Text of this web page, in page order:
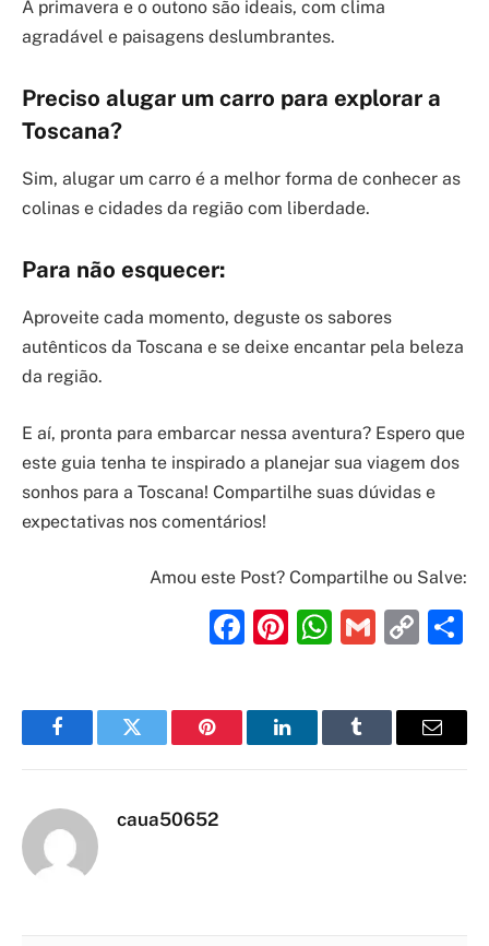
A primavera e o outono são ideais, com clima
agradável e paisagens deslumbrantes.
Preciso alugar um carro para explorar a
Toscana?
Sim, alugar um carro é a melhor forma de conhecer as
colinas e cidades da região com liberdade.
Para não esquecer:
Aproveite cada momento, deguste os sabores
autênticos da Toscana e se deixe encantar pela beleza
da região.
E aí, pronta para embarcar nessa aventura? Espero que
este guia tenha te inspirado a planejar sua viagem dos
sonhos para a Toscana! Compartilhe suas dúvidas e
expectativas nos comentários!
Amou este Post? Compartilhe ou Salve:
Facebook
Pinterest
Gmail
FacebookTwitter Pinterest LinkedInTumblr Email
caua50652